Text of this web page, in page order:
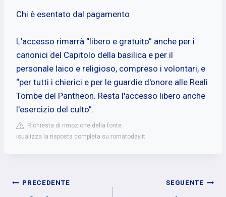
Chi è esentato dal pagamento
L'accesso rimarrà “libero e gratuito” anche per i
canonici del Capitolo della basilica e per il
personale laico e religioso, compreso i volontari, e
“per tutti i chierici e per le guardie d'onore alle Reali
Tombe del Pantheon. Resta l'accesso libero anche
l'esercizio del culto”.
Richiesta di rimozione della fonte
isualizza la risposta completa su romatoday.it
Navigazione
PRECEDENTE SEGUENTE